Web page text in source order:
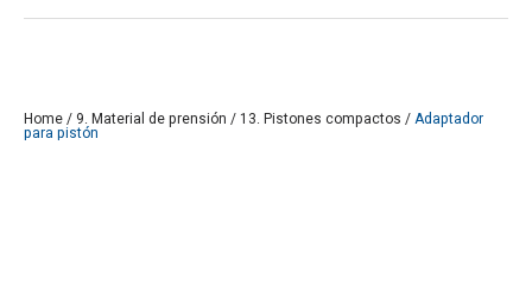
Home/ 9. Material de prensión /13. Pistones compactos /Adaptador
para pistón